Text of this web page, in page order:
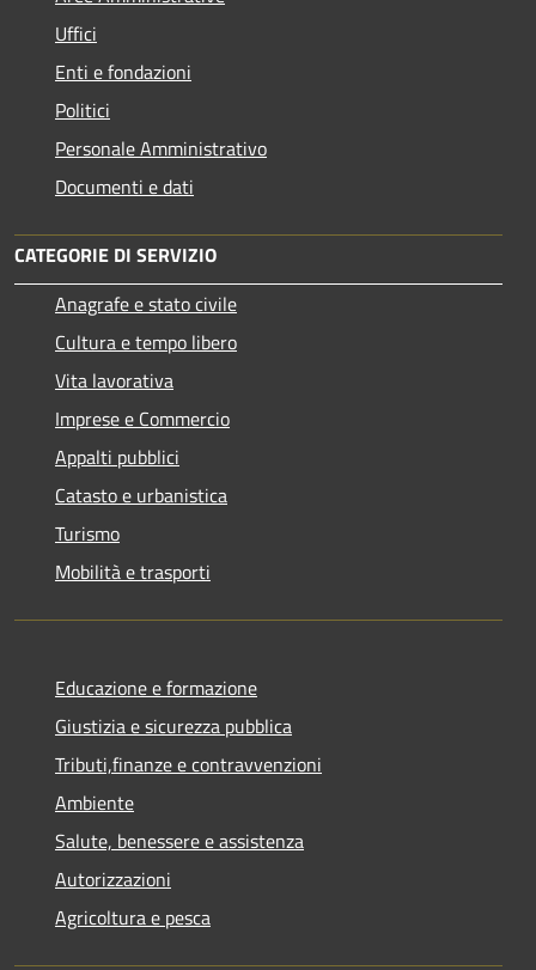
Uffici
Enti e fondazioni
Politici
Personale Amministrativo
Documenti e dati
CATEGORIE DI SERVIZIO
Anagrafe e stato civile
Cultura e tempo libero
Vita lavorativa
Imprese e Commercio
Appalti pubblici
Catasto e urbanistica
Turismo
Mobilità e trasporti
Educazione e formazione
Giustizia e sicurezza pubblica
Tributi,finanze e contravvenzioni
Ambiente
Salute, benessere e assistenza
Autorizzazioni
Agricoltura e pesca